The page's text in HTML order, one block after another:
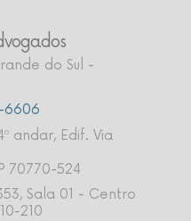
do Sul -
6606
andar, Edif. Via
70770-524
Sala 01 - Centro
210